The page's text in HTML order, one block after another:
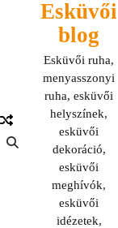
Esküvői
blog
Esküvői ruha,
menyasszonyi
ruha, esküvői
helyszínek,
esküvői
dekoráció,
esküvői
meghívók,
esküvői
idézetek,